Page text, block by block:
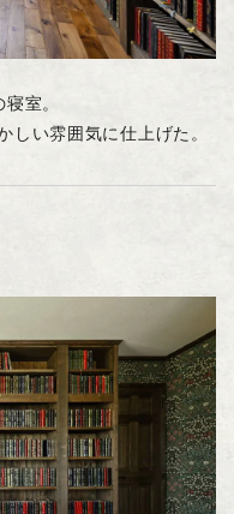
室。
しい雰囲気に仕上げた。